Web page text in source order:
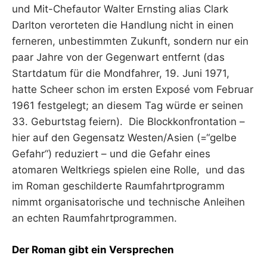
und Mit-Chefautor Walter Ernsting alias Clark
Darlton verorteten die Handlung nicht in einen
ferneren, unbestimmten Zukunft, sondern nur ein
paar Jahre von der Gegenwart entfernt (das
Startdatum für die Mondfahrer, 19. Juni 1971,
hatte Scheer schon im ersten Exposé vom Februar
1961 festgelegt; an diesem Tag würde er seinen
33. Geburtstag feiern). Die Blockkonfrontation –
hier auf den Gegensatz Westen/Asien (=“gelbe
Gefahr“) reduziert – und die Gefahr eines
atomaren Weltkriegs spielen eine Rolle, und das
im Roman geschilderte Raumfahrtprogramm
nimmt organisatorische und technische Anleihen
an echten Raumfahrtprogrammen.
Der Roman gibt ein Versprechen